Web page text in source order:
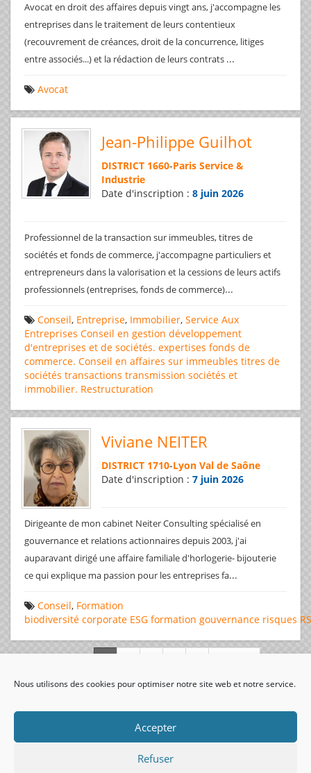
Nous utilisons des cookies pour optimiser notre site web et notre service.
Accepter
Refuser
Avocat en droit des affaires depuis vingt ans, j'accompagne les
entreprises dans le traitement de leurs contentieux
(recouvrement de créances, droit de la concurrence, litiges
entre associés...) et la rédaction de leurs contrats ...
Avocat
Jean-Philippe Guilhot
DISTRICT 1660-Paris Service &
Industrie
Date d'inscription : 8 juin 2026
Professionnel de la transaction sur immeubles, titres de
sociétés et fonds de commerce, j'accompagne particuliers et
entrepreneurs dans la valorisation et la cessions de leurs actifs
professionnels (entreprises, fonds de commerce)...
Conseil, Entreprise, Immobilier, Service Aux
Entreprises Conseil en gestion développement
d'entreprises et de sociétés. expertises fonds de
commerce. Conseil en affaires sur immeubles titres de
sociétés transactions transmission sociétés et
immobilier. Restructuration
Viviane NEITER
DISTRICT 1710-Lyon Val de Saône
Date d'inscription : 7 juin 2026
Dirigeante de mon cabinet Neiter Consulting spécialisé en
gouvernance et relations actionnaires depuis 2003, j'ai
auparavant dirigé une affaire familiale d'horlogerie- bijouterie
ce qui explique ma passion pour les entreprises fa...
Conseil, Formation
biodiversité corporate ESG formation gouvernance risques
visiteurs uniques: